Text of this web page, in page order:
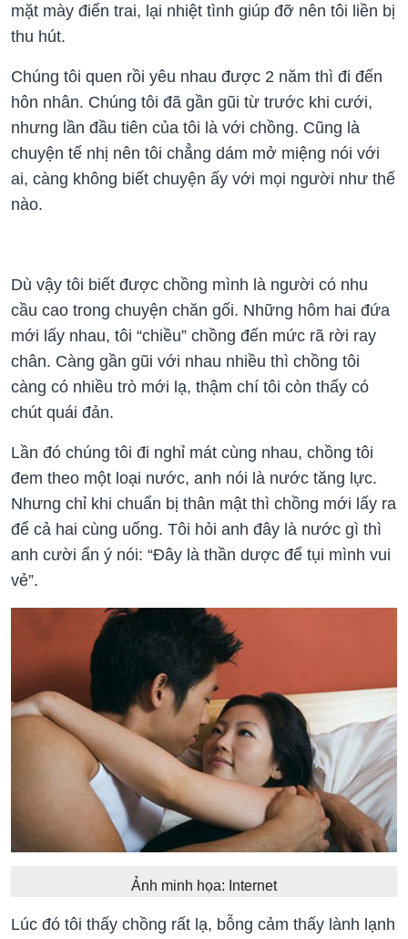
mặt mày điển trai, lại nhiệt tình giúp đỡ nên tôi liền bị
thu hút.
Chúng tôi quen rồi yêu nhau được 2 năm thì đi đến
hôn nhân. Chúng tôi đã gần gũi từ trước khi cưới,
nhưng lần đầu tiên của tôi là với chồng. Cũng là
chuyện tế nhị nên tôi chẳng dám mở miệng nói với
ai, càng không biết chuyện ấy với mọi người như thế
nào.
Dù vậy tôi biết được chồng mình là người có nhu
cầu cao trong chuyện chăn gối. Những hôm hai đứa
mới lấy nhau, tôi “chiều” chồng đến mức rã rời ray
chân. Càng gần gũi với nhau nhiều thì chồng tôi
càng có nhiều trò mới lạ, thậm chí tôi còn thấy có
chút quái đản.
Lần đó chúng tôi đi nghỉ mát cùng nhau, chồng tôi
đem theo một loại nước, anh nói là nước tăng lực.
Nhưng chỉ khi chuẩn bị thân mật thì chồng mới lấy ra
để cả hai cùng uống. Tôi hỏi anh đây là nước gì thì
anh cười ẩn ý nói: “Đây là thần dược để tụi mình vui
vẻ”.
Ảnh minh họa: Internet
Lúc đó tôi thấy chồng rất lạ, bỗng cảm thấy lành lạnh